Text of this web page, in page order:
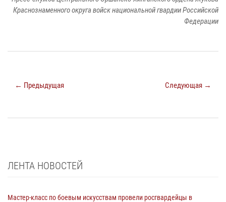
Краснознаменного округа войск национальной гвардии Российской
Федерации
← Предыдущая Следующая →
ЛЕНТА НОВОСТЕЙ
Мастер-класс по боевым искусствам провели росгвардейцы в